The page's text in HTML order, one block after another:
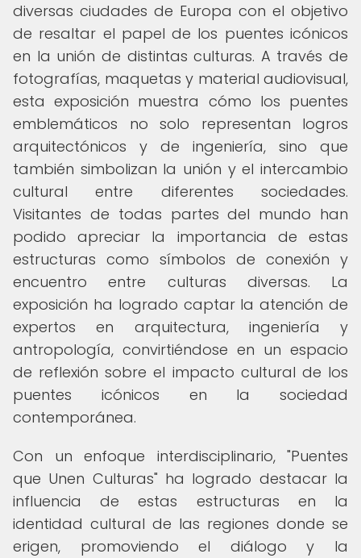
diversas ciudades de Europa con el objetivo
de resaltar el papel de los puentes icónicos
en la unión de distintas culturas. A través de
fotografías, maquetas y material audiovisual,
esta exposición muestra cómo los puentes
emblemáticos no solo representan logros
arquitectónicos y de ingeniería, sino que
también simbolizan la unión y el intercambio
cultural entre diferentes sociedades.
Visitantes de todas partes del mundo han
podido apreciar la importancia de estas
estructuras como símbolos de conexión y
encuentro entre culturas diversas. La
exposición ha logrado captar la atención de
expertos en arquitectura, ingeniería y
antropología, convirtiéndose en un espacio
de reflexión sobre el impacto cultural de los
puentes icónicos en la sociedad
contemporánea.
Con un enfoque interdisciplinario, "Puentes
que Unen Culturas" ha logrado destacar la
influencia de estas estructuras en la
identidad cultural de las regiones donde se
erigen, promoviendo el diálogo y la